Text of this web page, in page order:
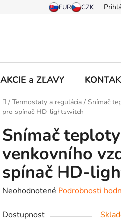
AKCIE a ZĽAVY
Domov
/ Termostaty a regulácia / Snímač
pro spínač HD-lightswitch
Snímač teploty
venkovního
spínač HD-
Priemerné
produktu
Neohodnotené Podrobnosti
Dostupnosť